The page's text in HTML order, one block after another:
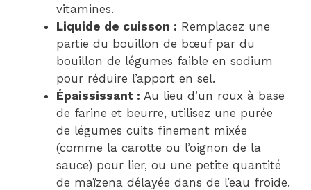
vitamines.
Liquide de cuisson : Remplacez une
partie du bouillon de bœuf par du
bouillon de légumes faible en sodium
pour réduire l’apport en sel.
Épaississant : Au lieu d’un roux à base
de farine et beurre, utilisez une purée
de légumes cuits finement mixée
(comme la carotte ou l’oignon de la
sauce) pour lier, ou une petite quantité
de maïzena délayée dans de l’eau froide.